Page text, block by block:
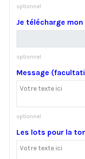
optionnel
Je télécharge
optionnel
Message
optionnel
Les lots pour la